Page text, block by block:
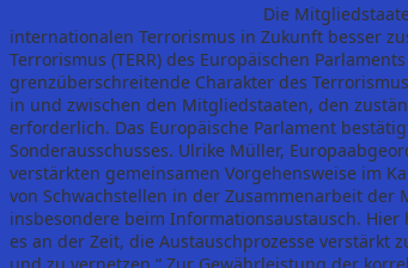
Die
internationalen Terrorismus in Zukunft besser
Terrorismus (TERR) des Europäischen
grenzüberschreitende Charakter des
in und zwischen den Mitgliedstaaten, den
erforderlich. Das Europäische Parlament
Sonderausschusses. Ulrike Müller,
verstärkten gemeinsamen Vorgehensweise im
von Schwachstellen in der Zusammenarbeit
insbesondere beim Informationsaustausch.
es an der Zeit, die Austauschprozesse verstärkt